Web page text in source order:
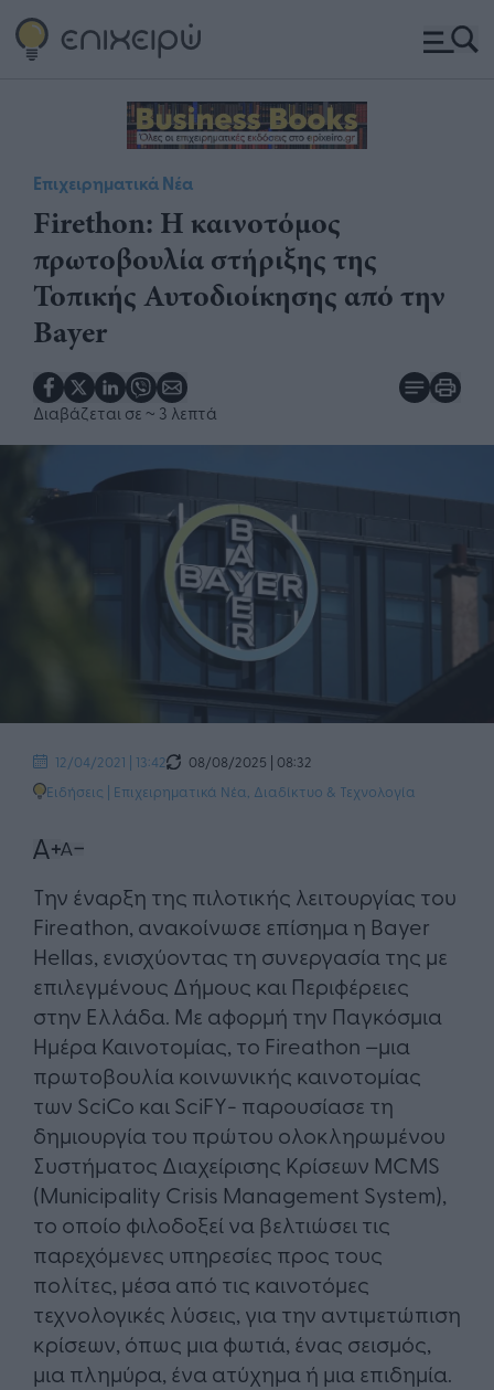
Επιχειρηματικά Νέα
Firethon: Η καινοτόμος
πρωτοβουλία στήριξης της
Τοπικής Αυτοδιοίκησης από την
Bayer
Διαβάζεται σε ~ 3 λεπτά
12/04/2021 | 13:42
08/08/2025 | 08:32
Ειδήσεις | Επιχειρηματικά Νέα Διαδίκτυο & Τεχνολογία
Την έναρξη της πιλοτικής λειτουργίας του
Fireathon, ανακοίνωσε επίσημα η Bayer
Hellas, ενισχύοντας τη συνεργασία της με
επιλεγμένους Δήμους και Περιφέρειες
στην Ελλάδα. Με αφορμή την Παγκόσμια
Ημέρα Καινοτομίας, το Fireathon –μια
πρωτοβουλία κοινωνικής καινοτομίας
των SciCo και SciFY- παρουσίασε τη
δημιουργία του πρώτου ολοκληρωμένου
Συστήματος Διαχείρισης Κρίσεων MCMS
(Municipality Crisis Management System),
το οποίο φιλοδοξεί να βελτιώσει τις
παρεχόμενες υπηρεσίες προς τους
πολίτες, μέσα από τις καινοτόμες
τεχνολογικές λύσεις, για την αντιμετώπιση
κρίσεων, όπως μια φωτιά, ένας σεισμός,
μια πλημύρα, ένα ατύχημα ή μια επιδημία.